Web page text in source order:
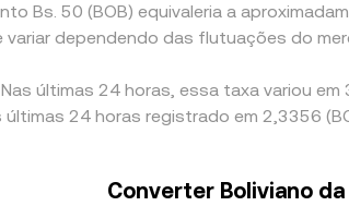
Bs. 50 (BOB) equivaleria a
dependendo das flutuações do
últimas 24 horas, essa taxa variou
24 horas registrado em 2,3356
Converter Boliviano